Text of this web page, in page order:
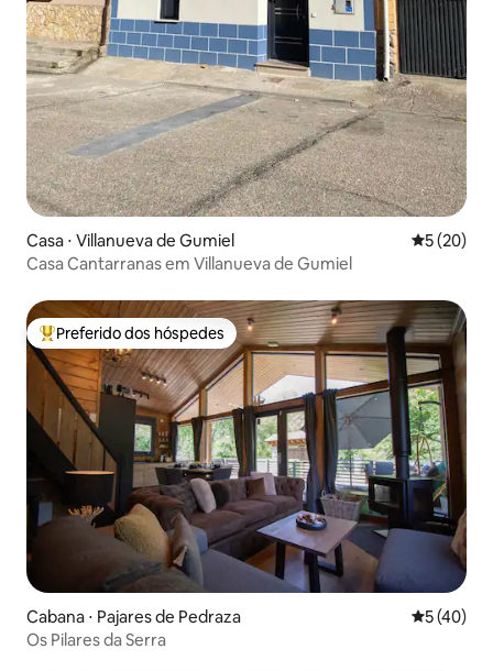
Casa ⋅ Villanueva de Gumiel 5 de uma
5 (20)
Casa Cantarranas em Villanueva de Gumiel
Entre os melhores preferidos dos hóspedes
Preferido dos hóspedes
Cabana ⋅ Pajares de Pedraza 5 de uma
5 (40)
Os Pilares da Serra